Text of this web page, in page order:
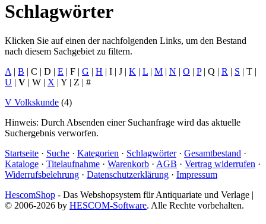
Schlagwörter
Klicken Sie auf einen der nachfolgenden Links, um den Bestand
nach diesem Sachgebiet zu filtern.
A | B | C | D | E | F | G | H | I | J | K | L | M | N | O | P| Q | R | S | T |
U | V | W | X | Y | Z | #
V Volkskunde (4)
Hinweis: Durch Absenden einer Suchanfrage wird das aktuelle
Suchergebnis verworfen.
Startseite · Suche · Kategorien · Schlagwörter· Gesamtbestand ·
Kataloge · Titelaufnahme · Warenkorb · AGB · Vertrag widerrufen ·
Widerrufsbelehrung · Datenschutzerklärung · Impressum
HescomShop - Das Webshopsystem für Antiquariate und Verlage |
© 2006-2026 by HESCOM-Software. Alle Rechte vorbehalten.